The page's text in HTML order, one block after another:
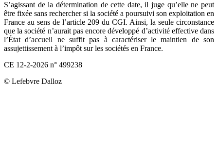
S’agissant de la détermination de cette date, il juge qu’elle ne peut
être fixée sans rechercher si la société a poursuivi son exploitation en
France au sens de l’article 209 du CGI. Ainsi, la seule circonstance
que la société n’aurait pas encore développé d’activité effective dans
l’État d’accueil ne suffit pas à caractériser le maintien de son
assujettissement à l’impôt sur les sociétés en France.
CE 12-2-2026 n° 499238
© Lefebvre Dalloz